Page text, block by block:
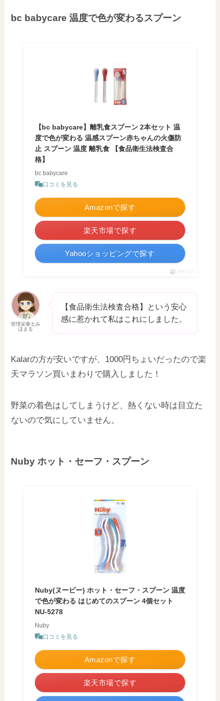
bc babycare 温度で色が変わるスプーン
【bc babycare】離乳食スプーン 2本セット 温
度で色が変わる 温感スプーン赤ちゃんの火傷防
止 スプーン 温度 離乳食 【食品衛生法検査合
格】
bc babycare
口コミを見る
Amazonで探す
楽天市場で探す
Yahooショッピングで探す
ポチップ
管理栄養士み
ほまる
【食品衛生法検査合格】という安心
感に惹かれて私はこれにしました。
Kalarの方が安いですが、1000円ちょいだったので楽
天マラソン買いまわりで購入しました！
野菜の着色はしてしまうけど、熱くない時は目立た
ないので気にしていません。
Nuby ホット・セーフ・スプーン
Nuby(ヌービー) ホット・セーフ・スプーン 温度
で色が変わる はじめてのスプーン 4個セット
NU-5278
Nuby
口コミを見る
Amazonで探す
楽天市場で探す